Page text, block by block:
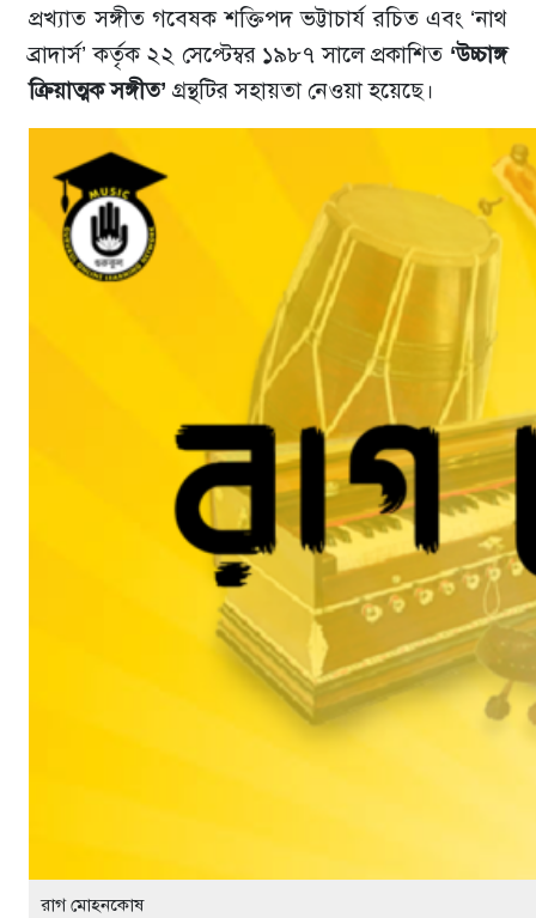
প্রখ্যাত সঙ্গীত গবেষক শক্তিপদ ভট্টাচার্য রচিত এবং ‘নাথ
ব্রাদার্স’ কর্তৃক ২২ সেপ্টেম্বর ১৯৮৭ সালে প্রকাশিত ‘উচ্চাঙ্গ
ক্রিয়াত্মক সঙ্গীত’ গ্রন্থটির সহায়তা নেওয়া হয়েছে।
রাগ মোহনকোষ